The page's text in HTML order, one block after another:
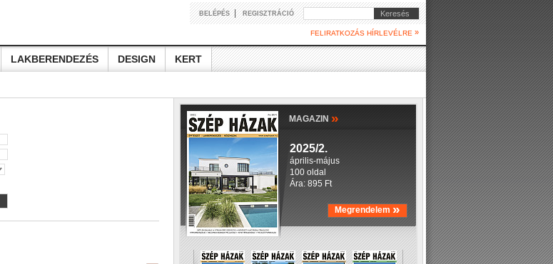
BELÉPÉS| REGISZTRÁCIÓ Keresés
FELIRATKOZÁS HÍRLEVÉLRE »
LAKBERENDEZÉS DESIGN KERT
MAGAZIN »
2025/2.
április-május
100 oldal
Ára: 895 Ft
Megrendelem »